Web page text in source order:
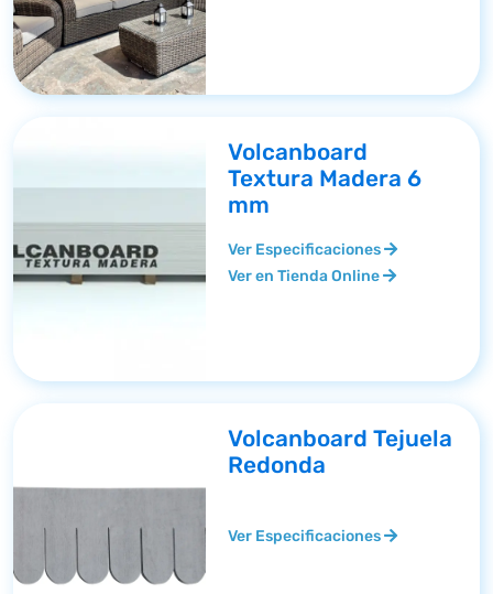
Volcanboard
Textura Madera 6
mm
Ver Especificaciones
Ver en Tienda Online
Volcanboard Tejuela
Redonda
Ver Especificaciones